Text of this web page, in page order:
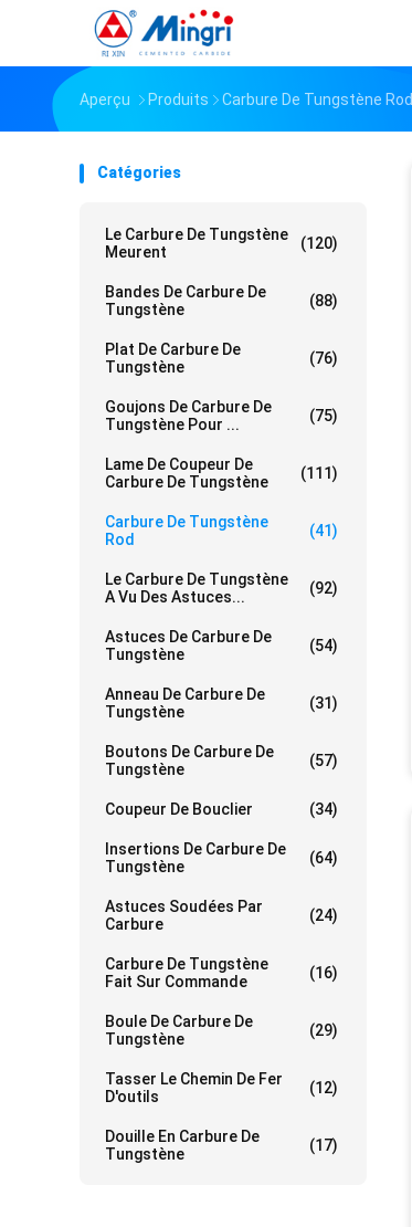
Aperçu Produits Carbure De Tungstène Rod
Catégories
Le Carbure De Tungstène
Meurent
(120)
Bandes De Carbure De
Tungstène
(88)
Plat De Carbure De
Tungstène
(76)
Goujons De Carbure De
Tungstène Pour ...
(75)
Lame De Coupeur De
Carbure De Tungstène
(111)
Carbure De Tungstène
Rod
(41)
Le Carbure De Tungstène
A Vu Des Astuces...
(92)
Astuces De Carbure De
Tungstène
(54)
Anneau De Carbure De
Tungstène
(31)
Boutons De Carbure De
Tungstène
(57)
Coupeur De Bouclier (34)
Insertions De Carbure De
Tungstène
(64)
Astuces Soudées Par
Carbure
(24)
Carbure De Tungstène
Fait Sur Commande
(16)
Boule De Carbure De
Tungstène
(29)
Tasser Le Chemin De Fer
D'outils
(12)
Douille En Carbure De
Tungstène
(17)